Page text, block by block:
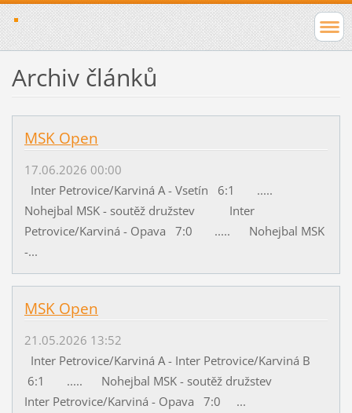
Archiv článků
MSK Open
17.06.2026 00:00
Inter Petrovice/Karviná A - Vsetín 6:1 .....
Nohejbal MSK - soutěž družstev Inter
Petrovice/Karviná - Opava 7:0 ..... Nohejbal MSK
-...
MSK Open
21.05.2026 13:52
Inter Petrovice/Karviná A - Inter Petrovice/Karviná B
6:1 ..... Nohejbal MSK - soutěž družstev
Inter Petrovice/Karviná - Opava 7:0 ...